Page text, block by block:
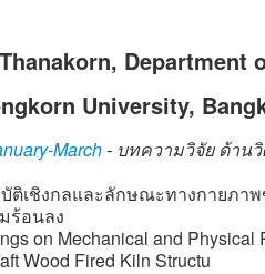
Department
University,
March- บทความวิจัย ด้าน
ติเชิงกลและลักษณะทางกายภา
ร้อนลง
on Mechanical and
Wood Fired Kiln Structu